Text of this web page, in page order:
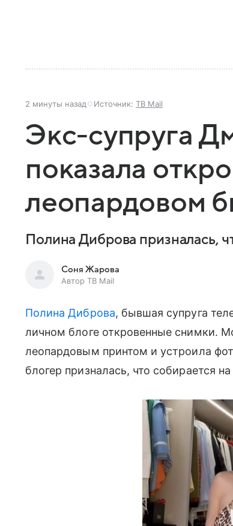
2 минуты назад Источник: ТВ Mail
Экс-супруга
показала
леопардовом
Полина Диброва призналась,
Соня Жарова
Автор ТВ Mail
Полина Диброва, бывшая супруга
личном блоге откровенные снимки.
леопардовым принтом и устроила
блогер призналась, что собирается